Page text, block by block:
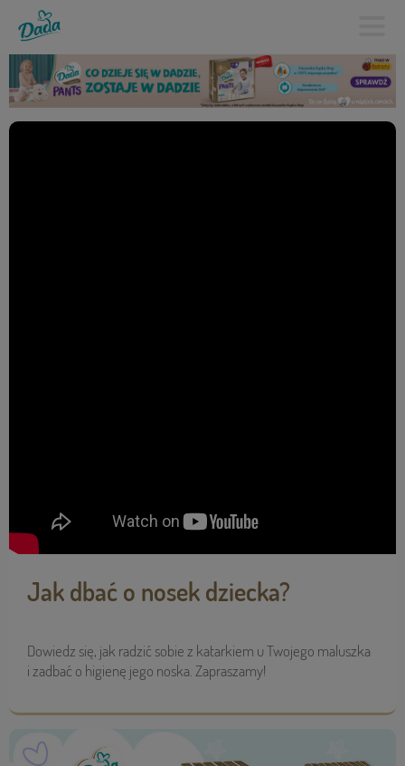
Jak dbać o nosek dziecka?
Dowiedz się, jak radzić sobie z katarkiem u Twojego maluszka
i zadbać o higienę jego noska. Zapraszamy!